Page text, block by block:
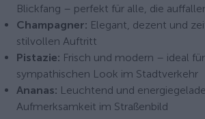
Blickfang – perfekt für alle, die
Champagner: Elegant, dezent und
stilvollen Auftritt
Pistazie: Frisch und modern – ideal
sympathischen Look im Stadtverkehr
Ananas: Leuchtend und
Aufmerksamkeit im Straßenbild